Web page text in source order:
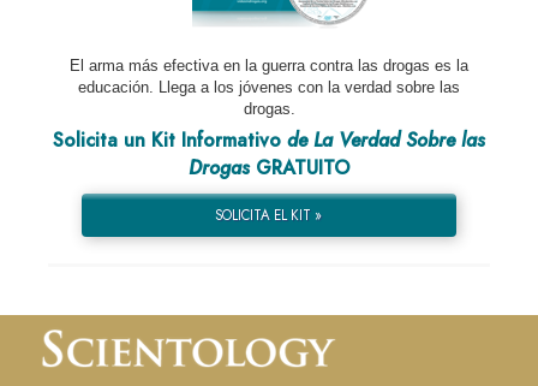
El arma más efectiva en la guerra contra las drogas es la
educación. Llega a los jóvenes con la verdad sobre las
drogas.
Solicita un Kit Informativo de La Verdad Sobre las
DrogasGRATUITO
SOLICITA EL KIT »